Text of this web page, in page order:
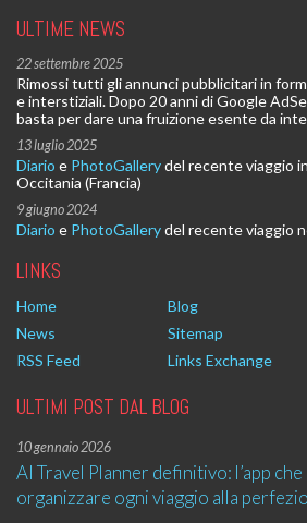
ULTIME NEWS
22 settembre 2025
Rimossi tutti gli annunci pubblicitari in
e interstiziali. Dopo 20 anni di Google
basta per dare una fruizione esente da
13 luglio 2025
Diario e PhotoGallerydel recente viaggio
Occitania (Francia)
9 giugno 2024
Diario e PhotoGallerydel recente viaggio
LINKS
Home Blog
News
Sitemap
RSS Feed
Links Exchange
ULTIMI POST DAL BLOG
10 gennaio 2026
AI Travel Planner definitivo: l’app
organizzare ogni viaggio alla